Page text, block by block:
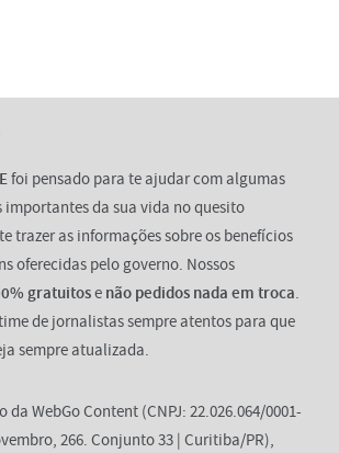
foi pensado para te ajudar com algumas
importantes da sua vida no quesito
trazer as informações sobre os benefícios
oferecidas pelo governo. Nossos
gratuitose não pedidos nada em troca.
de jornalistas sempre atentos para que
sempre atualizada.
da WebGo Content (CNPJ: 22.026.064/0001-
266. Conjunto 33 | Curitiba/PR),